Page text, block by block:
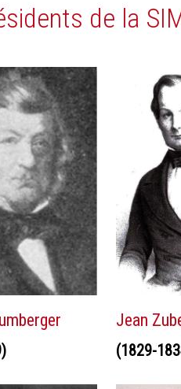
de la
Jean
(1829-